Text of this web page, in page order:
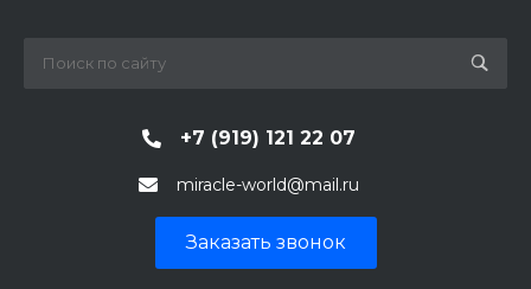
+7 (919) 121 22 07
miracle-world@mail.ru
Заказать звонок